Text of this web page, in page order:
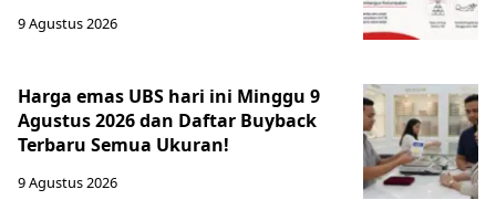
9 Agustus 2026
Harga emas UBS hari ini Minggu 9
Agustus 2026 dan Daftar Buyback
Terbaru Semua Ukuran!
9 Agustus 2026